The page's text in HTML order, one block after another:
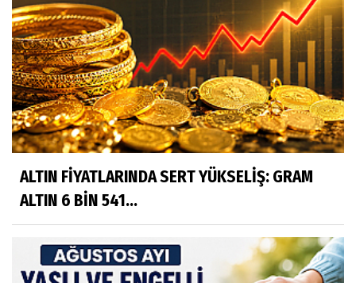
ALTIN FİYATLARINDA SERT YÜKSELİŞ: GRAM
ALTIN 6 BİN 541...